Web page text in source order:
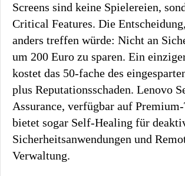
Screens sind keine Spielereien,
Critical Features. Die
anders treffen würde: Nicht an
um 200 Euro zu sparen. Ein
kostet das 50-fache des
plus Reputationsschaden. Lenovo
Assurance, verfügbar auf
bietet sogar Self-Healing für
Sicherheitsanwendungen und
Verwaltung.